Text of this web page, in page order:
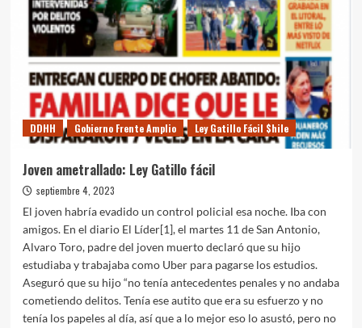
el
gatillo
fácil
DDHH Gobierno Frente Amplio Ley Gatillo Fácil $hile
Joven ametrallado: Ley Gatillo fácil
septiembre 4, 2023
El joven habría evadido un control policial esa noche. Iba con
amigos. En el diario El Líder[1], el martes 11 de San Antonio,
Alvaro Toro, padre del joven muerto declaró que su hijo
estudiaba y trabajaba como Uber para pagarse los estudios.
Aseguró que su hijo “no tenía antecedentes penales y no andaba
cometiendo delitos. Tenía ese autito que era su esfuerzo y no
tenía los papeles al día, así que a lo mejor eso lo asustó, pero no